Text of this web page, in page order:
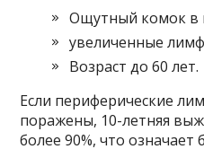
Ощутный комок в
увеличенные
Возраст до 60 лет.
Если периферические
поражены, 10-летняя
более 90%, что означает